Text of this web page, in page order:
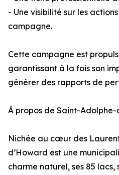
- Une visibilité sur les
campagne.
Cette campagne est
garantissant à la fois son
générer des rapports de
À propos de Saint-Adolphe-
Nichée au cœur des
d’Howard est une
charme naturel, ses 85